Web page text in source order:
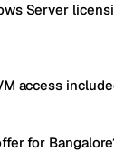
Server
access
for